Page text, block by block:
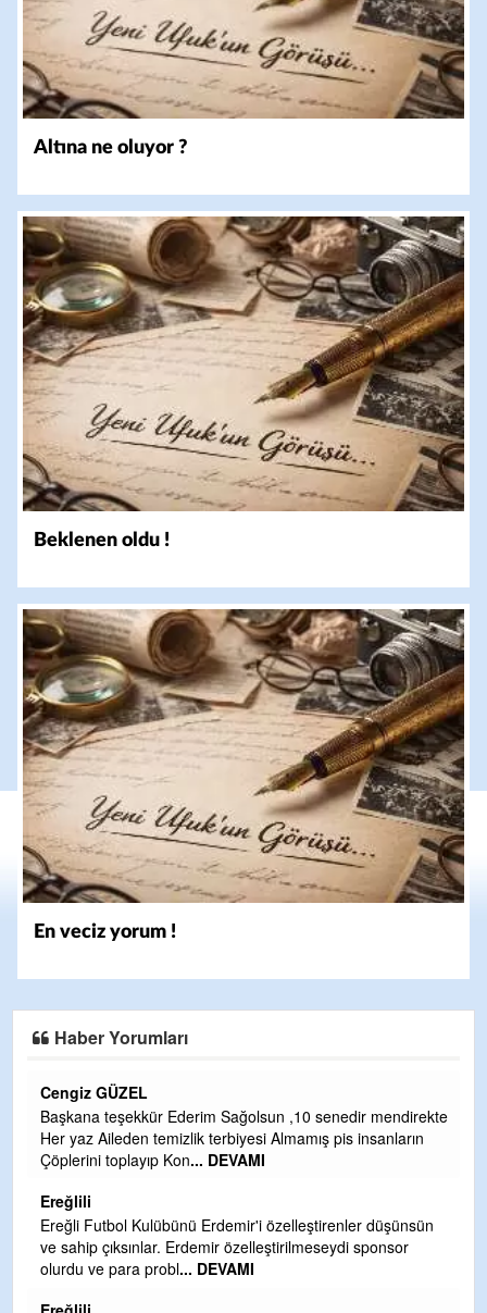
Altına ne oluyor ?
Beklenen oldu !
En veciz yorum !
Haber Yorumları
CEVDET YILMAZ
GULDERE DERE ÇALIŞMALARI, SEKIZ YIL ÖNCE ALKAYA
TARAFINDAN BAŞLATILDI, ETRASFINDA YERLEŞİM YERI
OLMAYAN KISIMLARA DUVARLAR YAPILDI."BURADAK
Şaban yavuz
Mekanı cennet olsun kederli ailesine Rabbim Sabri Celil
ihsan eylesin